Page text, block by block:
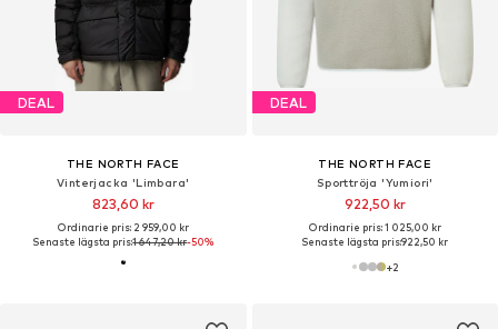
DEAL
THE NORTH FACE
Vinterjacka 'Limbara'
823,60 kr
Ordinarie pris: 2 959,00 kr
Senaste lägsta pris:1 647,20 kr-50%
DEAL
THE NORTH FACE
Sporttröja 'Yumiori'
922,50 kr
Ordinarie pris: 1 025,00 kr
Senaste lägsta pris:922,50 kr
+2